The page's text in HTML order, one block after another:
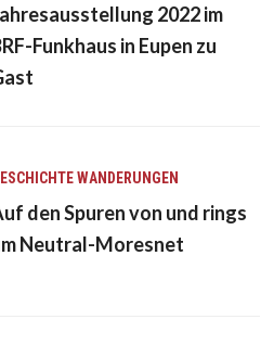
2022 im
Funkhaus in Eupen zu
WANDERUNGEN
den Spuren von und rings
Neutral-Moresnet